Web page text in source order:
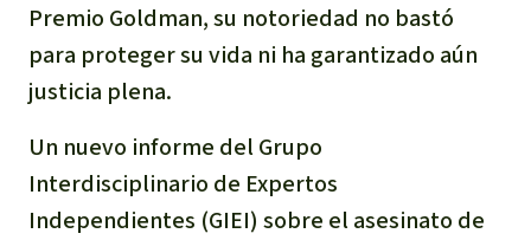
Aceite de palma
Indígena
Landgrabbing
Premio Goldman, su notoriedad no bastó
para proteger su vida ni ha garantizado aún
justicia plena.
Un nuevo informe del Grupo
Interdisciplinario de Expertos
Independientes (GIEI) sobre el asesinato de